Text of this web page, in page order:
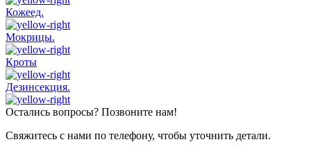
Кожеед.
Мокрицы.
Кроты
Дезинсекция.
Остались вопросы? Позвоните нам!
Свяжитесь с нами по телефону, чтобы уточнить детали.